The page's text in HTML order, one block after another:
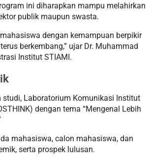
ini diharapkan mampu melahirkan
publik maupun swasta.
dengan kemampuan berpikir
berkembang,” ujar Dr. Muhammad
Institut STIAMI.
Laboratorium Komunikasi Institut
dengan tema “Mengenal Lebih
mahasiswa, calon mahasiswa, dan
serta prospek lulusan.